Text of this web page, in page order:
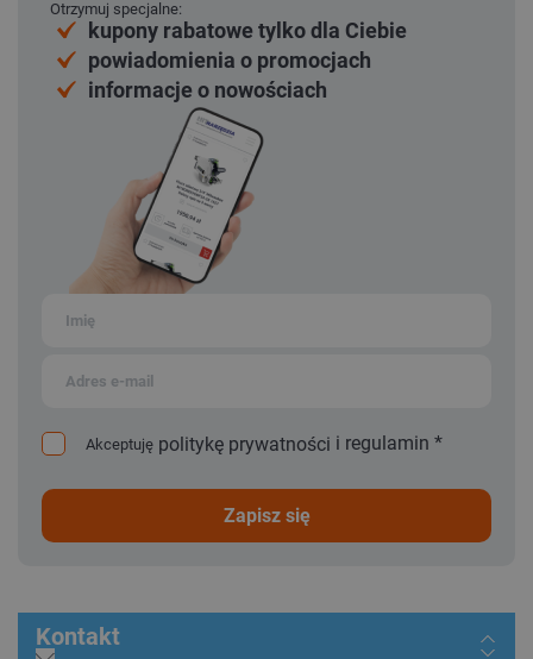
Otrzymuj specjalne:
kupony rabatowe tylko dla Ciebie
powiadomienia o promocjach
informacje o nowościach
Akceptuję politykę prywatności i regulamin *
zapisz się
Kontakt